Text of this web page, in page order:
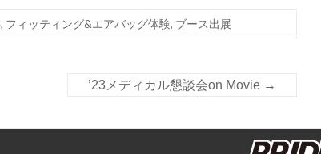
, フィッティング&エアバッグ体験, ブース出展
’23メディカル懇談会on Movie →